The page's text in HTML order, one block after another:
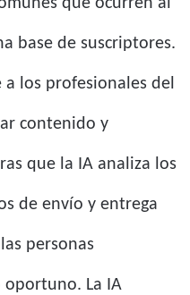
base de suscriptores.
los profesionales del
contenido y
que la IA analiza los
de envío y entrega
personas
oportuno. La IA